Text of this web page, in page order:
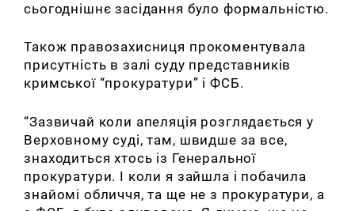
сьогоднішнє засідання було формальністю.
Також правозахисниця прокоментувала
присутність в залі суду представників
кримської “прокуратури” і ФСБ.
“Зазвичай коли апеляція розглядається у
Верховному суді, там, швидше за все,
знаходиться хтось із Генеральної
прокуратури. І коли я зайшла і побачила
знайомі обличчя, та ще не з прокуратури, а